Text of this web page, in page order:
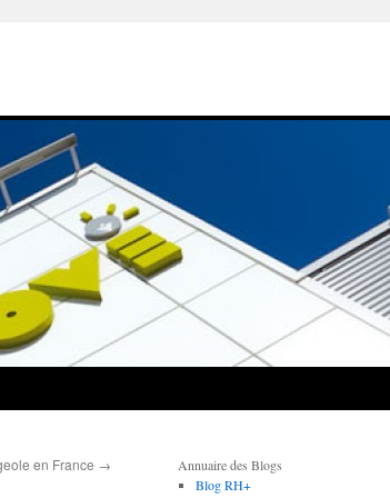
en France →
Annuaire des Blogs
Blog RH+